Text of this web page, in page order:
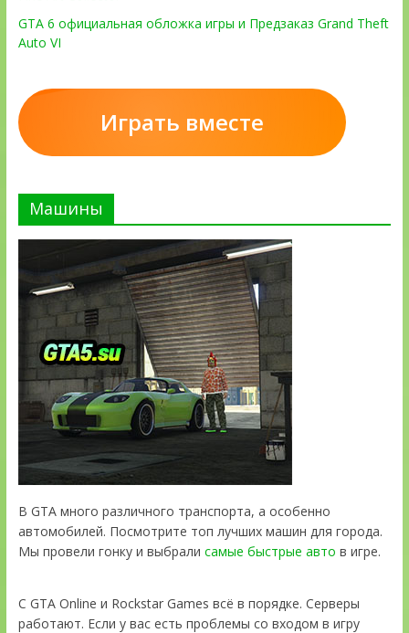
GTA 6 официальная обложка игры и Предзаказ Grand Theft
Auto VI
Играть вместе
Машины
В GTA много различного транспорта, а особенно
автомобилей. Посмотрите топ лучших машин для города.
Мы провели гонку и выбрали самые быстрые авто в игре.
С GTA Online и Rockstar Games всё в порядке. Серверы
работают. Если у вас есть проблемы со входом в игру